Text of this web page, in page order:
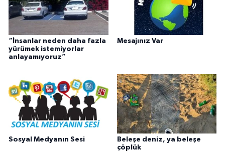
“İnsanlar neden daha fazla
yürümek istemiyorlar
anlayamıyoruz”
Mesajınız Var
Sosyal Medyanın Sesi
Beleşe deniz, ya beleşe
çöplük